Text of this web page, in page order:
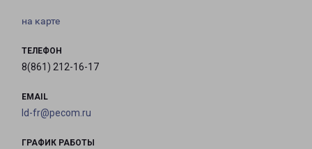
на карте
ТЕЛЕФОН
8(861) 212-16-17
EMAIL
ld-fr@pecom.ru
ГРАФИК РАБОТЫ